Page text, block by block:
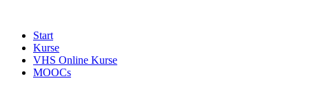
Start
Kurse
VHS Online Kurse
MOOCs